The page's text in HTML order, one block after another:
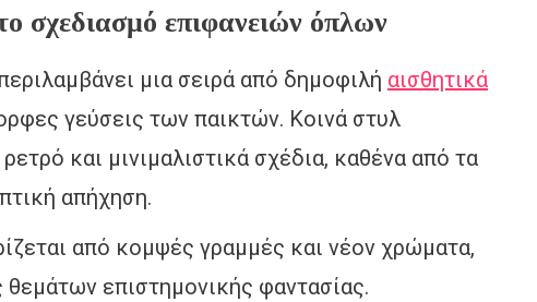
σχεδιασμό επιφανειών όπλων
μια σειρά από δημοφιλή αισθητικά
γεύσεις των παικτών. Κοινά στυλ
και μινιμαλιστικά σχέδια, καθένα από τα
απήχηση.
από κομψές γραμμές και νέον χρώματα,
επιστημονικής φαντασίας.